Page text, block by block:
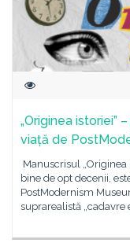
„Originea istoriei”
viață de
Manuscrisul
bine de opt decenii,
PostModernism
suprarealistă